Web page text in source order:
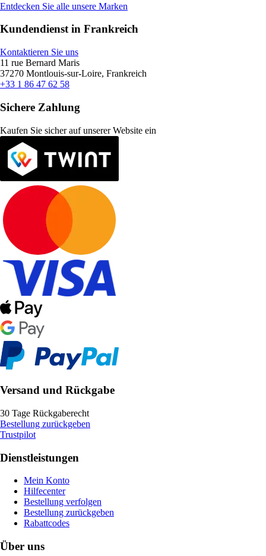
Entdecken Sie alle unsere Marken
Kundendienst in Frankreich
Kontaktieren Sie uns
11 rue Bernard Maris
37270 Montlouis-sur-Loire, Frankreich
+33 1 86 47 62 58
Sichere Zahlung
Kaufen Sie sicher auf unserer Website ein
Versand und Rückgabe
30 Tage Rückgaberecht
Bestellung zurückgeben
Trustpilot
Dienstleistungen
Mein Konto
Hilfecenter
Bestellung verfolgen
Bestellung zurückgeben
Rabattcodes
Über uns